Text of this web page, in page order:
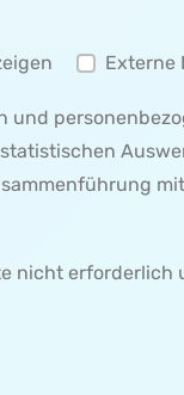
Externe
und
nicht erforderlich